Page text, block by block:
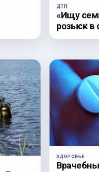
ДТП
«Ищу
розыск в
ЗДОРОВЬЕ